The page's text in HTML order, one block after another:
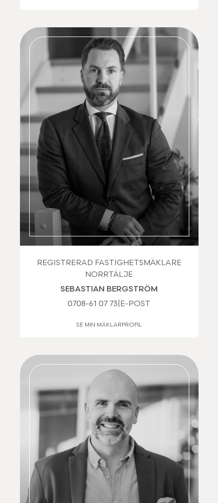
REGISTRERAD FASTIGHETSMÄKLARE
NORRTÄLJE
SEBASTIAN BERGSTRÖM
0708-61 07 73 E-POST
SE MIN MÄKLARPROFIL